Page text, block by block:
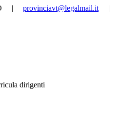
| provinciavt@legalmail.it |
dirigenti